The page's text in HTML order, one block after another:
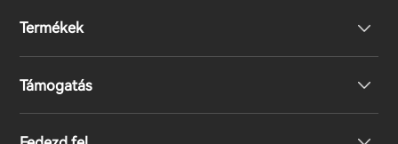
Termékek
Fejhallgató
Támogatás